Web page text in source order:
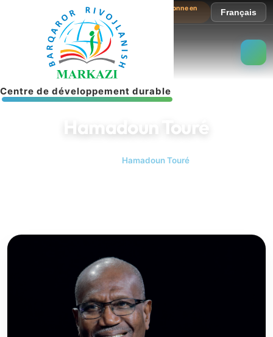
Centre de développement durable
Le site fonctionne en
Français
Hamadoun Touré
Hamadoun Touré